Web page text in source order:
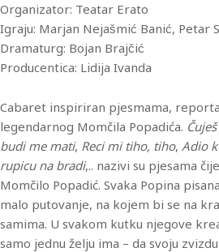
Organizator: Teatar Erato
Igraju: Marjan Nejašmić Banić, Petar
Dramaturg: Bojan Brajčić
Producentica: Lidija Ivanda
Cabaret inspiriran pjesmama,
legendarnog Momčila Popadića.
budi me mati, Reci mi tiho, tiho, Adio
rupicu na bradi,.. nazivi su pjesama
Momčilo Popadić. Svaka Popina
malo putovanje, na kojem bi se na
samima. U svakom kutku njegove
samo jednu želju ima – da svoju